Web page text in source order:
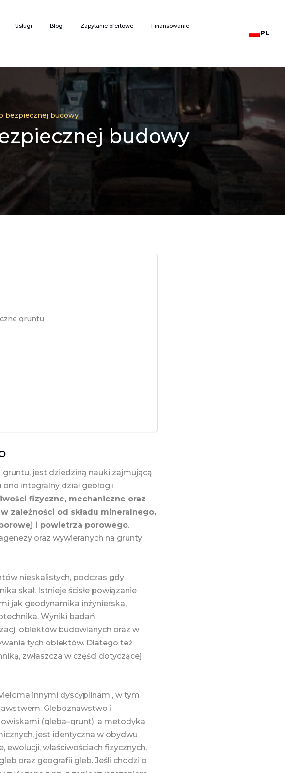
Usługi Blog Zapytanie ofertowe Finansowanie
PL
bezpiecznej budowy
budowy
gruntu
jest dziedziną nauki zajmującą
ono integralny dział geologii
fizyczne, mechaniczne oraz
zależności od składu mineralnego,
i powietrza porowego.
oraz wywieranych na grunty
nieskalistych, podczas gdy
skał. Istnieje ścisłe powiązanie
jak geodynamika inżynierska,
Wyniki badań
obiektów budowlanych oraz w
tych obiektów. Dlatego też
zwłaszcza w części dotyczącej
innymi dyscyplinami, w tym
Gleboznawstwo i
(gleba–grunt), a metodyka
jest identyczna w obydwu
właściwościach fizycznych,
oraz geografii gleb. Jeśli chodzi o